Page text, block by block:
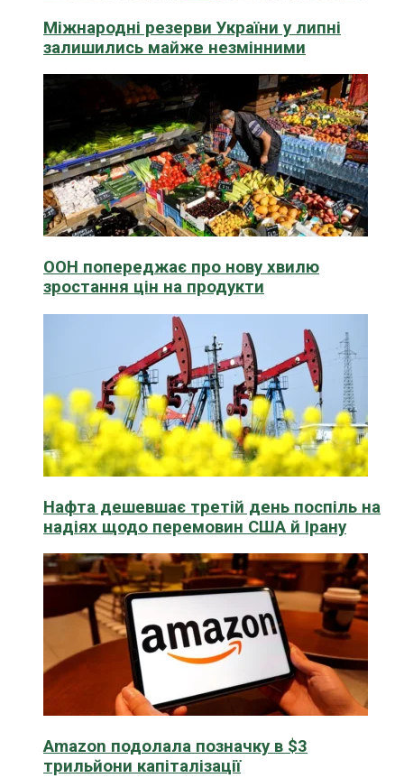
Міжнародні резерви України у липні
залишились майже незмінними
ООН попереджає про нову хвилю
зростання цін на продукти
Нафта дешевшає третій день поспіль на
надіях щодо перемовин США й Ірану
Amazon подолала позначку в $3
трильйони капіталізації